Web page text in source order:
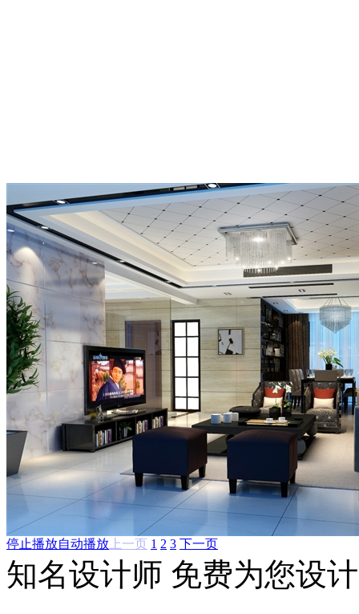
停止播放自动播放 上一页 1 2 3 下一页
知名设计师 免费为您设计